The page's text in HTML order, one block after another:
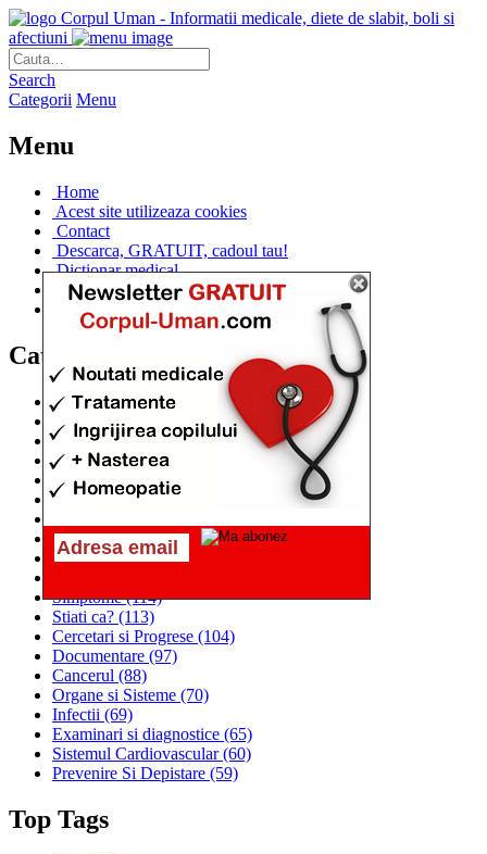
Corpul Uman - Informatii medicale, diete de slabit, boli si
afectiuni
Search
Categorii Menu
Menu
Home
Acest site utilizeaza cookies
Contact
Descarca, GRATUIT, cadoul tau!
Dictionar medical
Dr. Cristina IANUC
Linkuri utile
Categorii
Diete si cure de slabire
(706)
Afectiuni si Boli
(401)
Corpul de la A la Z(315)
Medicina Naturista
Anatomie
(295)
Alimentatia(259)
Sanatatea si Preventia(170)
Interventii si Tratamente
Simptome(114)
Stiati ca? (113)
Cercetari si Progrese (104)
Documentare (97)
Cancerul (88)
Organe si Sisteme (70)
Infectii (69)
Examinari si diagnostice (65)
Sistemul Cardiovascular(60)
Prevenire Si Depistare (59)
Top Tags